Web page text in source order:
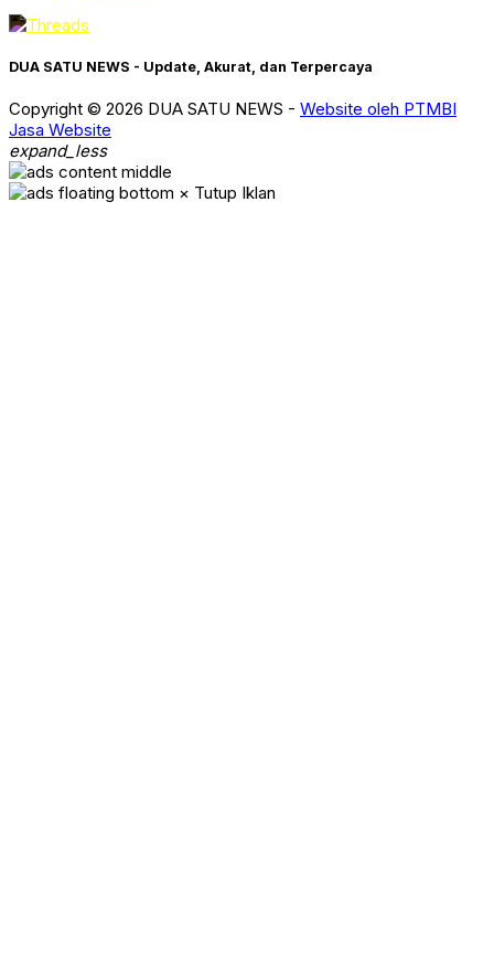
DUA SATU NEWS - Update, Akurat, dan Terpercaya
Copyright © 2026 DUA SATU NEWS - Website oleh PTMBI
Jasa Website
expand_less
× Tutup Iklan